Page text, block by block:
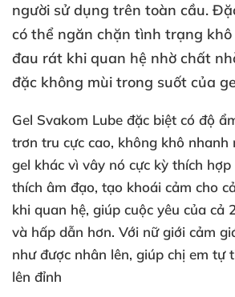
người sử dụng trên toàn cầu.
có thể ngăn chặn tình trạng khô
đau rát khi quan hệ nhờ chất
đặc không mùi trong suốt của
Gel Svakom Lube đặc biệt có độ
trơn tru cực cao, không khô nhanh
gel khác vì vây nó cực kỳ thích hợp
thích âm đạo, tạo khoái cảm cho
khi quan hệ, giúp cuộc yêu của cả
và hấp dẫn hơn. Với nữ giới cảm
nhưđược nhân lên, giúp chị em tự
lên đỉnh